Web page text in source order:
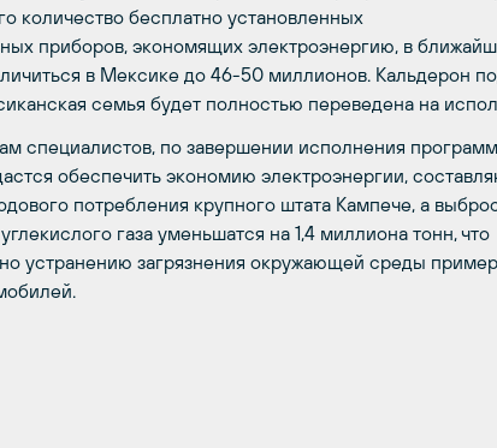
количество бесплатно установленных
приборов, экономящих электроэнергию, в
в Мексике до 46-50 миллионов. Кальдерон
семья будет полностью переведена на
специалистов, по завершении исполнения
обеспечить экономию электроэнергии,
потребления крупного штата Кампече, а
газа уменьшатся на 1,4 миллиона тонн, что
устранению загрязнения окружающей среды